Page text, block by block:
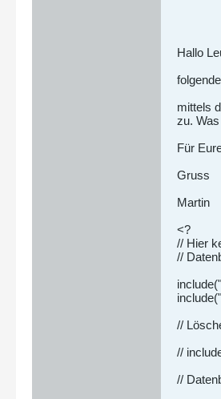
Hallo
mittels
zu.
Für
Gruss
Martin
<?
// Hier
//
//
//
//